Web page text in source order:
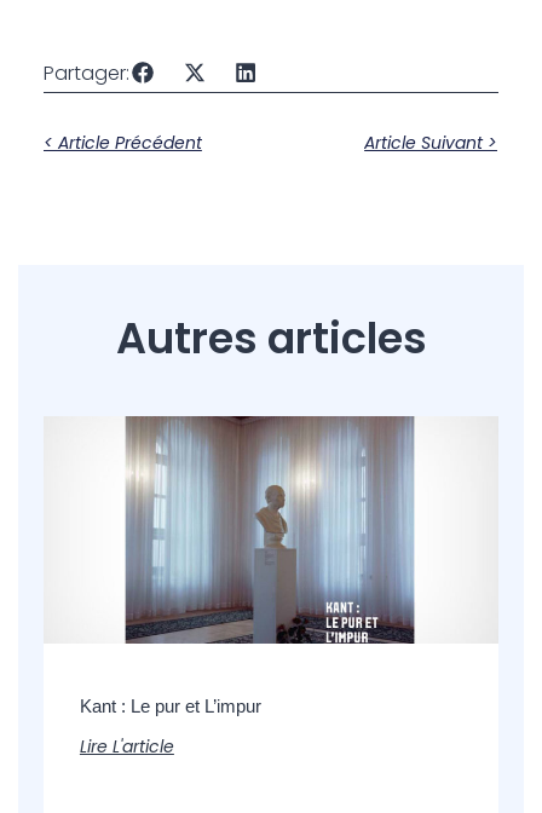
Partager:
< Article Précédent Article Suivant >
Autres articles
Kant : Le pur et L’impur
Lire L'article